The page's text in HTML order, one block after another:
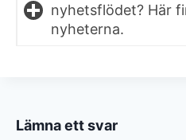
nyhetsflödet? Här
nyheterna.
Lämna ett svar